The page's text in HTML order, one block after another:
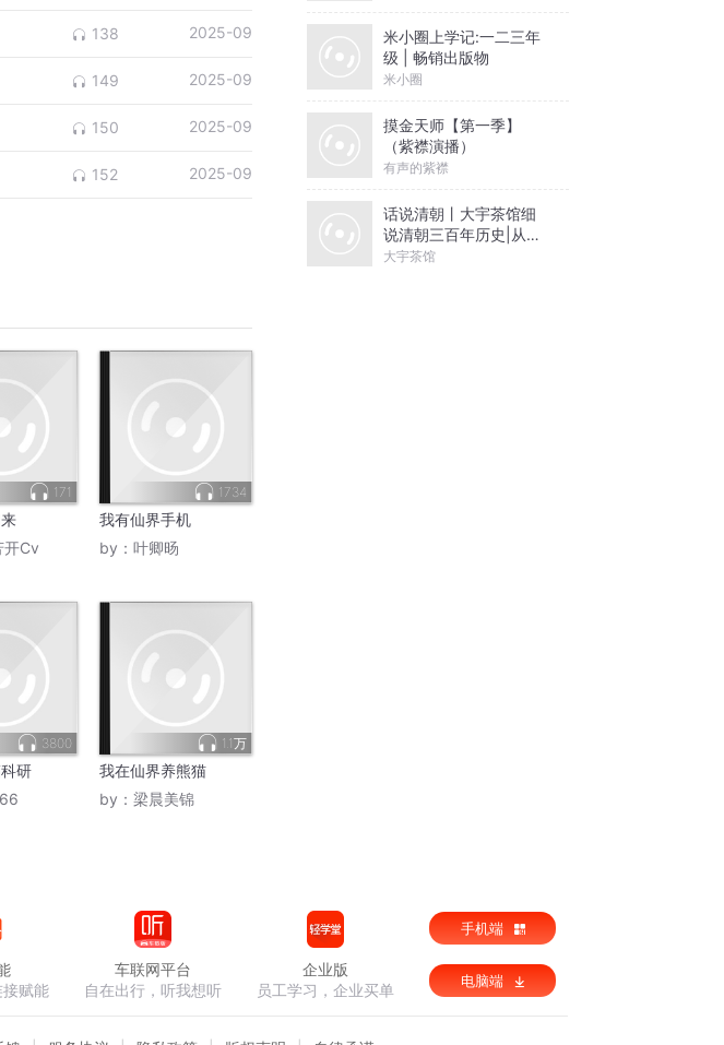
138 2025-09
149 2025-09
150 2025-09
152 2025-09
171
开Cv
1734
我有仙界手机
by： 叶卿旸
3800
研
1.1万
我在仙界养熊猫
by： 梁晨美锦
米小圈上学记:一二三年
级 | 畅销出版物
米小圈
摸金天师【第一季】
（紫襟演播）
有声的紫襟
话说清朝丨大宇茶馆细
说清朝三百年历史|从努
尔哈赤到末代皇帝溥仪|
大宇茶馆
赋能
车联网平台
自在出行，听我想听
企业版
员工学习，企业买单
手机端
电脑端